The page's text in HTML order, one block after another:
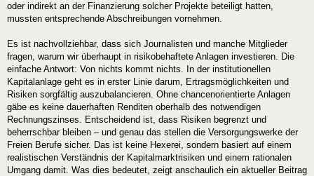
oder indirekt an der Finanzierung solcher Projekte beteiligt hatten,
mussten entsprechende Abschreibungen vornehmen.
Es ist nachvollziehbar, dass sich Journalisten und manche Mitglieder
fragen, warum wir überhaupt in risikobehaftete Anlagen investieren. Die
einfache Antwort: Von nichts kommt nichts. In der institutionellen
Kapitalanlage geht es in erster Linie darum, Ertragsmöglichkeiten und
Risiken sorgfältig auszubalancieren. Ohne chancenorientierte Anlagen
gäbe es keine dauerhaften Renditen oberhalb des notwendigen
Rechnungszinses. Entscheidend ist, dass Risiken begrenzt und
beherrschbar bleiben – und genau das stellen die Versorgungswerke der
Freien Berufe sicher. Das ist keine Hexerei, sondern basiert auf einem
realistischen Verständnis der Kapitalmarktrisiken und einem rationalen
Umgang damit. Was dies bedeutet, zeigt anschaulich ein aktueller Beitrag